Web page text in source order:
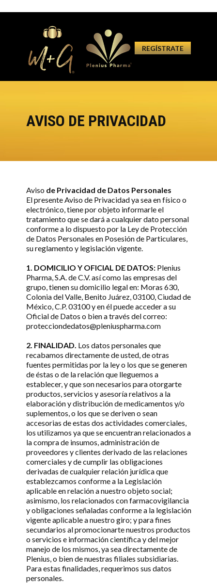
REGÍSTRATE
AVISO DE PRIVACIDAD
Aviso de Privacidad de Datos Personales
El presente Aviso de Privacidad ya sea en físico o
electrónico, tiene por objeto informarle el
tratamiento que se dará a cualquier dato personal
conforme a lo dispuesto por la Ley de Protección
de Datos Personales en Posesión de Particulares,
su reglamento y legislación vigente.
1. DOMICILIO Y OFICIAL DE DATOS: Plenius
Pharma, S.A. de C.V. así como las empresas del
grupo, tienen su domicilio legal en: Moras 630,
Colonia del Valle, Benito Juárez, 03100, Ciudad de
México, C.P. 03100 y en él puede acceder a su
Oficial de Datos o bien a través del correo:
protecciondedatos@pleniuspharma.com
2. FINALIDAD. Los datos personales que
recabamos directamente de usted, de otras
fuentes permitidas por la ley o los que se generen
de éstas o de la relación que lleguemos a
establecer, y que son necesarios para otorgarte
productos, servicios y asesoría relativos a la
elaboración y distribución de medicamentos y/o
suplementos, o los que se deriven o sean
accesorias de estas dos actividades comerciales,
los utilizamos ya que se encuentran relacionados a
la compra de insumos, administración de
proveedores y clientes derivado de las relaciones
comerciales y de cumplir las obligaciones
derivadas de cualquier relación jurídica que
establezcamos conforme a la Legislación
aplicable en relación a nuestro objeto social;
asimismo, los relacionados con farmacovigilancia
y obligaciones señaladas conforme a la legislación
vigente aplicable a nuestro giro; y para fines
secundarios al promocionarte nuestros productos
o servicios e información científica y del mejor
manejo de los mismos, ya sea directamente de
Plenius, o bien de nuestras filiales subsidiarias.
Para estas finalidades, requerimos sus datos
personales.